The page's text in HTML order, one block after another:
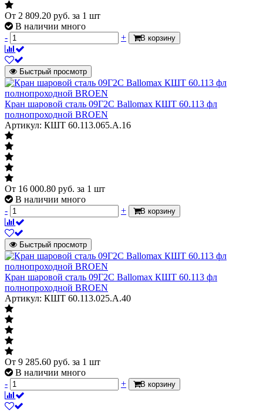
От 2 809.20 руб. за 1 шт
В наличии много
-
+ В корзину
Быстрый просмотр
Кран шаровой сталь 09Г2С Ballomax КШТ 60.113 фл
полнопроходной BROEN
Артикул: КШТ 60.113.065.А.16
От 16 000.80 руб. за 1 шт
В наличии много
-
+ В корзину
Быстрый просмотр
Кран шаровой сталь 09Г2С Ballomax КШТ 60.113 фл
полнопроходной BROEN
Артикул: КШТ 60.113.025.А.40
От 9 285.60 руб. за 1 шт
В наличии много
-
+ В корзину